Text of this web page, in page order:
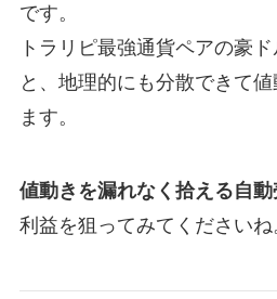
です。
トラリピ最強通貨ペアの豪
と、地理的にも分散できて
ます。
値動きを漏れなく拾える自
利益を狙ってみてくださいね